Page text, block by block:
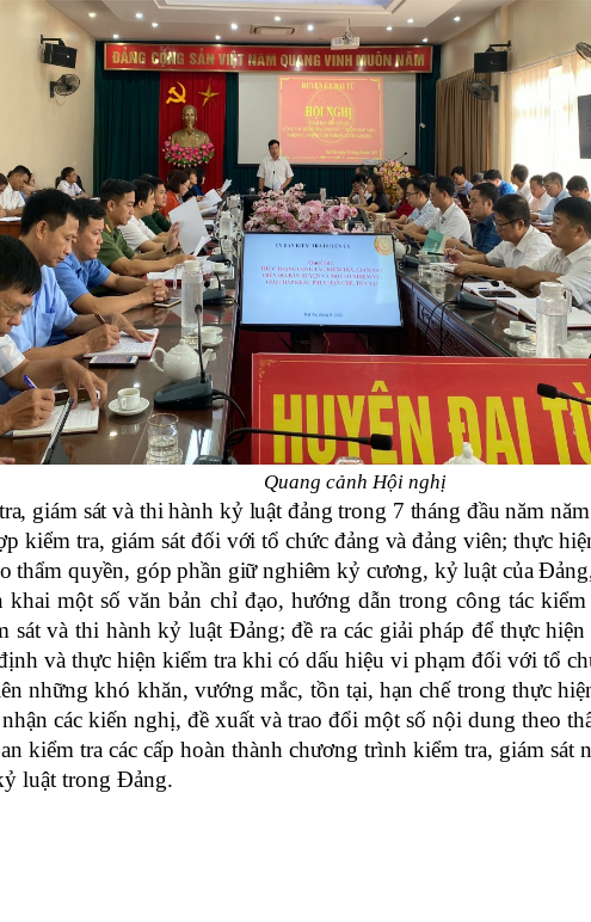
Quang cảnh Hội nghị
giám sát và thi hành kỷ luật đảng trong 7 tháng đầu năm
kiểm tra, giám sát đối với tổ chức đảng và đảng viên; thực
thẩm quyền, góp phần giữ nghiêm kỷ cương, kỷ luật của
một số văn bản chỉ đạo, hướng dẫn trong công tác
và thi hành kỷ luật Đảng; đề ra các giải pháp để thực
và thực hiện kiểm tra khi có dấu hiệu vi phạm đối với tổ
những khó khăn, vướng mắc, tồn tại, hạn chế trong thực
các kiến nghị, đề xuất và trao đổi một số nội dung theo
kiểm tra các cấp hoàn thành chương trình kiểm tra, giám
luật trong Đảng.